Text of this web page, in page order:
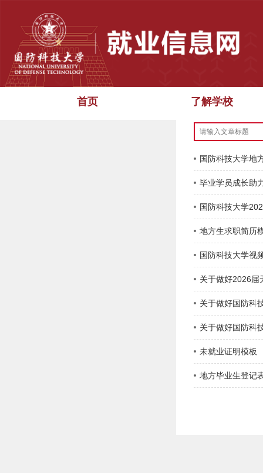
首页 了解学校
网站首页>
国防科技大学地
毕业学员成长助
国防科技大学
地方生求职简历
国防科技大学视
关于做好2026届
关于做好国防科
关于做好国防科
未就业证明模板
地方毕业生登记